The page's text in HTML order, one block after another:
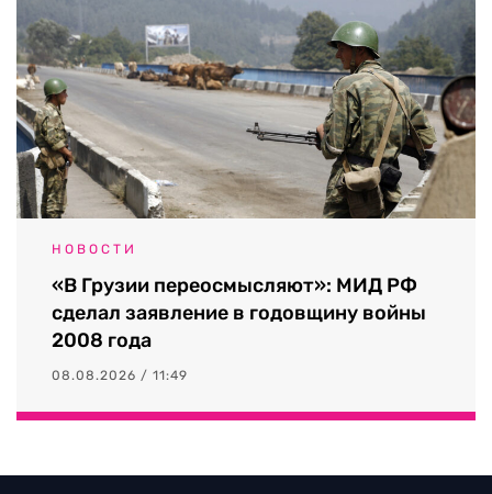
НОВОСТИ
«В Грузии переосмысляют»: МИД РФ
сделал заявление в годовщину войны
2008 года
08.08.2026 / 11:49